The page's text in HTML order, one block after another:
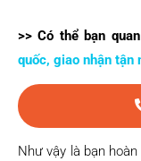
>> Có thể bạn
quốc, giao nhận tận
Như vậy là bạn